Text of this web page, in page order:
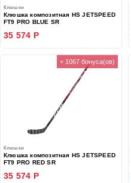
Клюшки
Клюшка композитная HS JETSPEED
FT9 PRO BLUE SR
35 574 Р
+ 1067 бонуса(ов)
Клюшки
Клюшка композитная HS JETSPEED
FT9 PRO RED SR
35 574 Р